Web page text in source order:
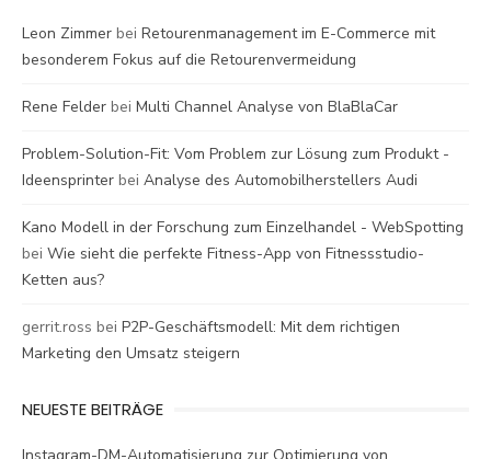
Leon Zimmer bei Retourenmanagement im E-Commerce mit
besonderem Fokus auf die Retourenvermeidung
Rene Felder bei Multi Channel Analyse von BlaBlaCar
Problem-Solution-Fit: Vom Problem zur Lösung zum Produkt -
Ideensprinter bei Analyse des Automobilherstellers Audi
Kano Modell in der Forschung zum Einzelhandel - WebSpotting
bei Wie sieht die perfekte Fitness-App von Fitnessstudio-
Ketten aus?
gerrit.ross bei P2P-Geschäftsmodell: Mit dem richtigen
Marketing den Umsatz steigern
NEUESTE BEITRÄGE
Instagram-DM-Automatisierung zur Optimierung von